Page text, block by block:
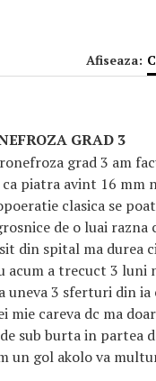
Afiseaza:
GRAD 3
grad 3 am
piatra avint 16 mm
clasica se
de o luai razna
din spital ma durea
acum a trecuct 3 luni
3 sferturi din ia
mie careva dc ma
sub burta in partea
un gol akolo va